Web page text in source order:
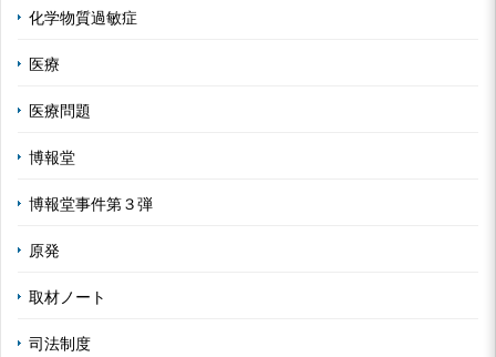
化学物質過敏症
医療
医療問題
博報堂
博報堂事件第３弾
原発
取材ノート
司法制度